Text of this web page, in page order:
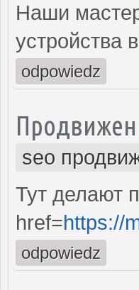
Наши
устройства
odpowiedz
seo
Тут делают
href=https://
odpowiedz